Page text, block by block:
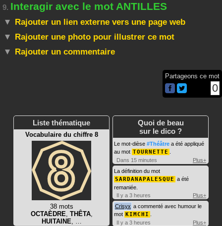
9. Interagir avec le mot ANTILLES
Rajouter un lien externe vers une page web
Rajouter une photo pour illustrer ce mot
Rajouter un commentaire
Partageons ce mot
0
Liste thématique
Vocabulaire du chiffre 8
38 mots
OCTAÈDRE, THÊTA,
HUITAINE, …
Quoi de beau
sur le dico ?
Le mot-dièse #Théâtre a été appliqué
au mot TOURNETTE
Dans 15 minutes
Plus+
La définition du mot
SARDANAPALESQUE a été
remaniée.
Il y a 3 heures
Plus+
Crisyx a commenté avec humour le
mot KIMCHI
Il y a 3 heures
Plus+